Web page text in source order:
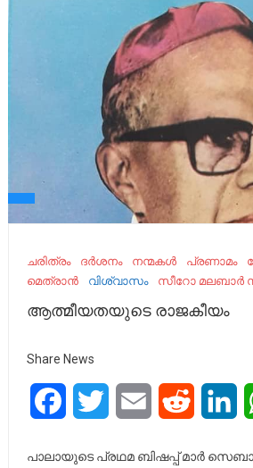
ചരിത്രം ദർശനം നന്മകൾ പ്രണാമം
മെത്രാൻ
വിശ്വാസം സീറോ മലബാര്‍
ആത്മീയതയുടെ രാജകീയം
Share News
FacebookTwitter Email Reddit
പാലായുടെ പ്രഥമ ബിഷപ്പ് മാർ